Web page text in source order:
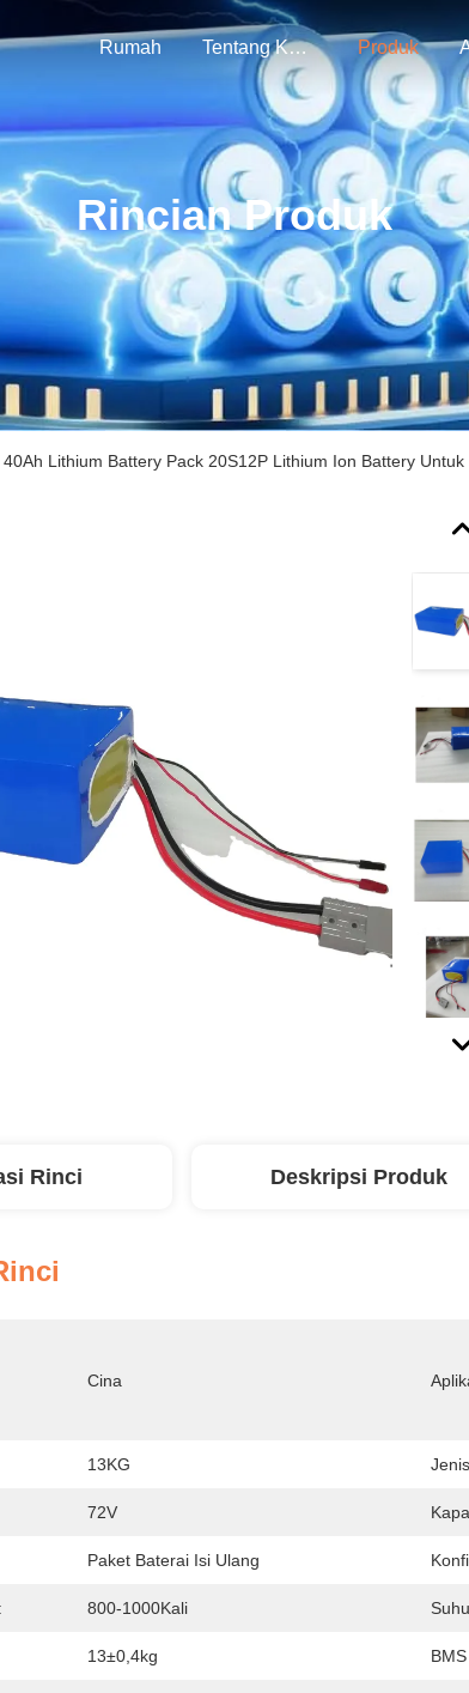
Rumah Tentang Kami Produk
Rincian Produk
Lithium Battery Pack 20S12P Lithium Ion Battery Untuk
Rinci Deskripsi Produk
Cina
13KG
72V
Paket Baterai Isi Ulang
800-1000Kali
13±0,4kg